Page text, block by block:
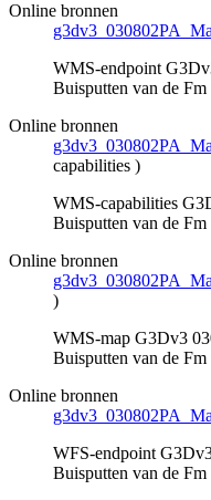
Online bronnen
WMS-endpoint
Buisputten van de
Online bronnen
capabilities )
WMS-capabilities
Buisputten van de
Online bronnen
)
WMS-map G3Dv3
Buisputten van de
Online bronnen
WFS-endpoint
Buisputten van de